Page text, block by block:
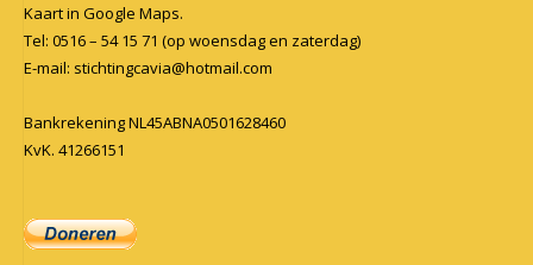
Kaart in Google Maps.
Tel: 0516 – 54 15 71 (op woensdag en zaterdag)
E-mail: stichtingcavia@hotmail.com
Bankrekening NL45ABNA0501628460
KvK. 41266151